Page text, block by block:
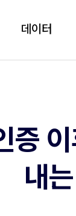
데이터
증
내